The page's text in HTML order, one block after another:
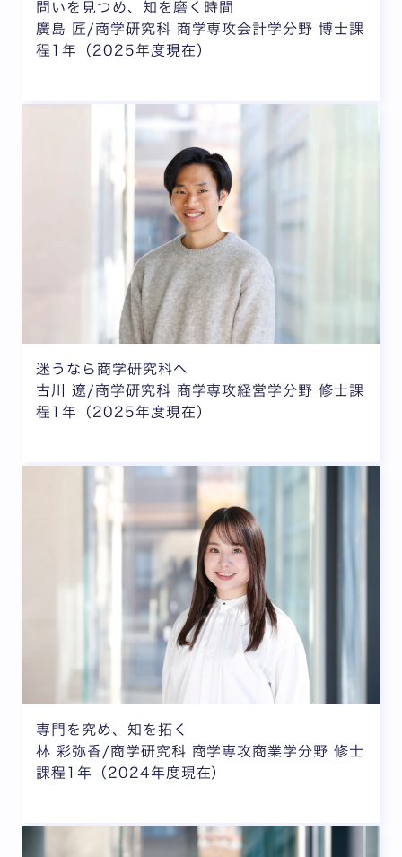
問いを見つめ、知を磨く時間
廣島 匠/商学研究科 商学専攻会計学分野 博士課
程1年（2025年度現在）
迷うなら商学研究科へ
古川 遼/商学研究科 商学専攻経営学分野 修士課
程1年（2025年度現在）
専門を究め、知を拓く
林 彩弥香/商学研究科 商学専攻商業学分野 修士
課程1年（2024年度現在）